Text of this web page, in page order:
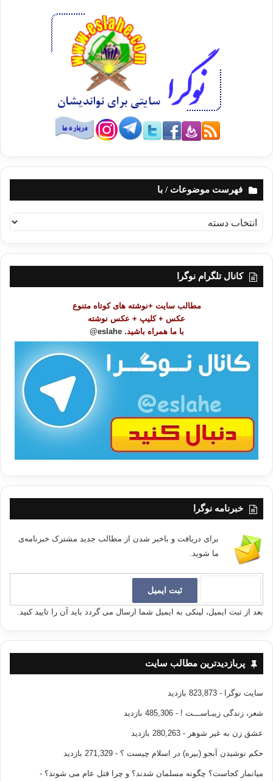
فهرست موضوعات / با
ه
ر
کانال تلگرام نوگرا
مطالب سایت +نوشته های کوتاه متنوع
عکس + کلیپ + عکس نوشته
با ما همراه باشید. eslahe@
خبرنامه نوگرا
برای دریافت و باخبر شدن از مطالب جدید مشترک خبرنامه‌ی
ما شوید.
بعد از ثبت ایمیل، لینکی به ایمیل شما ارسال می گردد باید آن را تایید کنید.
پربازدیدترین مطالب سایت
سایت نوگرا - 823,873 بازدید
شعر، زندگی زیبـاســـت ! - 485,306 بازدید
عشق زن به غیر شوهر - 280,263 بازدید
حکم نوشیدن آبجو (بیره) در اسلام چیست ؟ - 271,329 بازدید
میانمار کجاست؟ چگونه مسلمان شدند؟ و چرا قتل عام می شوند؟ -